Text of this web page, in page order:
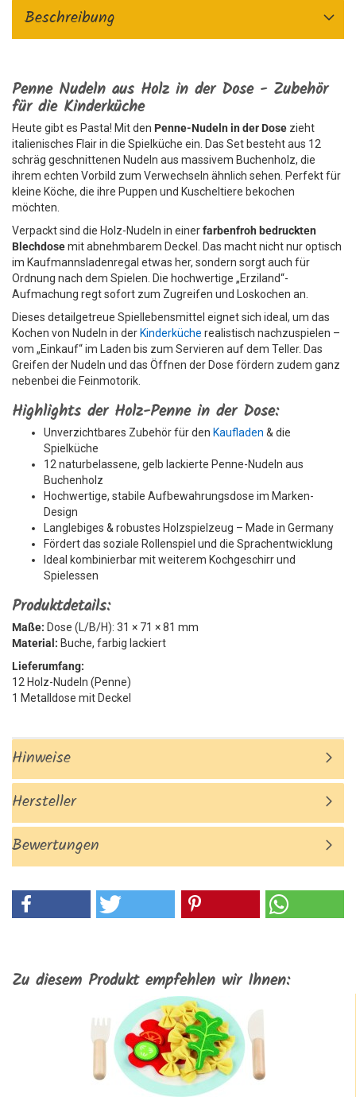
Beschreibung
Penne Nudeln aus Holz in der Dose - Zubehör
für die Kinderküche
Heute gibt es Pasta! Mit den Penne-Nudeln in der Dose zieht
italienisches Flair in die Spielküche ein. Das Set besteht aus 12
schräg geschnittenen Nudeln aus massivem Buchenholz, die
ihrem echten Vorbild zum Verwechseln ähnlich sehen. Perfekt für
kleine Köche, die ihre Puppen und Kuscheltiere bekochen
möchten.
Verpackt sind die Holz-Nudeln in einerfarbenfroh bedruckten
Blechdosemit abnehmbarem Deckel. Das macht nicht nur optisch
im Kaufmannsladenregal etwas her, sondern sorgt auch für
Ordnung nach dem Spielen. Die hochwertige „Erziland“-
Aufmachung regt sofort zum Zugreifen und Loskochen an.
Dieses detailgetreue Spiellebensmittel eignet sich ideal, um das
Kochen von Nudeln in der Kinderküche realistisch nachzuspielen –
vom „Einkauf“ im Laden bis zum Servieren auf dem Teller. Das
Greifen der Nudeln und das Öffnen der Dose fördern zudem ganz
nebenbei die Feinmotorik.
Highlights der Holz-Penne in der Dose:
Unverzichtbares Zubehör für den Kaufladen & die
Spielküche
12 naturbelassene, gelb lackierte Penne-Nudeln aus
Buchenholz
Hochwertige, stabile Aufbewahrungsdose im Marken-
Design
Langlebiges & robustes Holzspielzeug – Made in Germany
Fördert das soziale Rollenspiel und die Sprachentwicklung
Ideal kombinierbar mit weiterem Kochgeschirr und
Spielessen
Produktdetails:
Maße: Dose (L/B/H): 31 × 71 × 81 mm
Material: Buche, farbig lackiert
Lieferumfang:
12 Holz-Nudeln (Penne)
1 Metalldose mit Deckel
Hinweise
Hersteller
Bewertungen
Zu diesem Produkt empfehlen wir Ihnen: